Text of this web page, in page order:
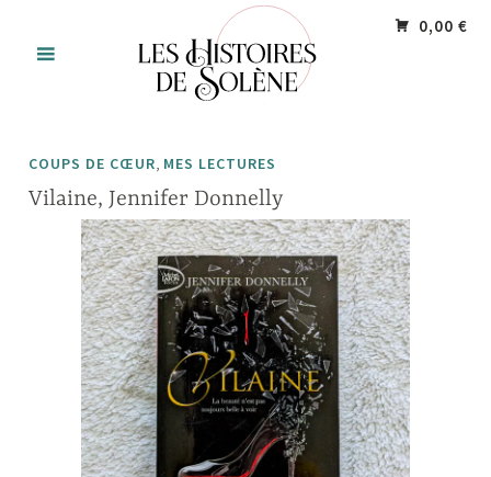
contenu
0,00 €
COUPS DE CŒUR, MES LECTURES
Vilaine, Jennifer Donnelly